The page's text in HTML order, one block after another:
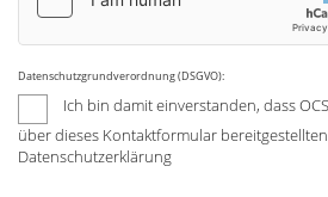
Datenschutzgrundverordnung (DSGVO):
Ich bin damit einverstanden, dass
über dieses Kontaktformular
Datenschutzerklärung